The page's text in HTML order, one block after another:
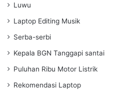
Luwu
Laptop Editing Musik
Serba-serbi
Kepala BGN Tanggapi santai
Puluhan Ribu Motor Listrik
Rekomendasi Laptop